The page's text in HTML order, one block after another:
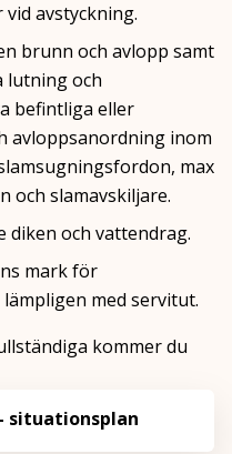
avstyckning.
brunn och avlopp samt
lutning och
befintliga eller
avloppsanordning inom
max
och slamavskiljare.
diken och vattendrag.
mark för
med servitut.
kommer du
situationsplan